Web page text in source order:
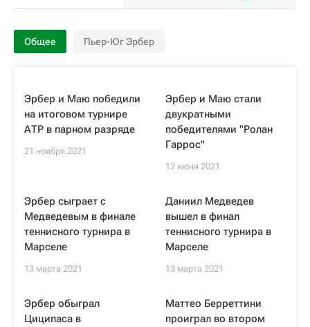
Общее Пьер-Юг Эрбер
Эрбер и Маю победили
на итоговом турнире
АТР в парном разряде
21 ноября 2021
Эрбер и Маю стали
двукратными
победителями "Ролан
Гаррос"
12 июня 2021
Эрбер сыграет с
Медведевым в финале
теннисного турнира в
Марселе
13 марта 2021
Даниил Медведев
вышел в финал
теннисного турнира в
Марселе
13 марта 2021
Эрбер обыграл
Циципаса в
Маттео Берреттини
проиграл во втором